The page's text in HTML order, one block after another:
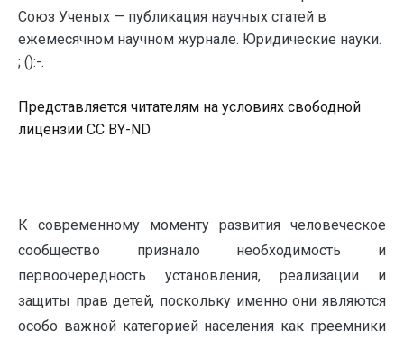
Союз Ученых — публикация научных статей в
ежемесячном научном журнале. Юридические науки.
; ():-.
Представляется читателям на условиях свободной
лицензии CC BY-ND
К современному моменту развития человеческое
сообщество признало необходимость и
первоочередность установления, реализации и
защиты прав детей, поскольку именно они являются
особо важной категорией населения как преемники